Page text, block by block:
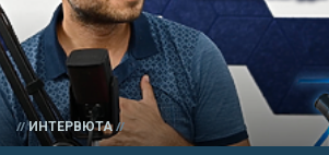
ИНТЕРВЮТА